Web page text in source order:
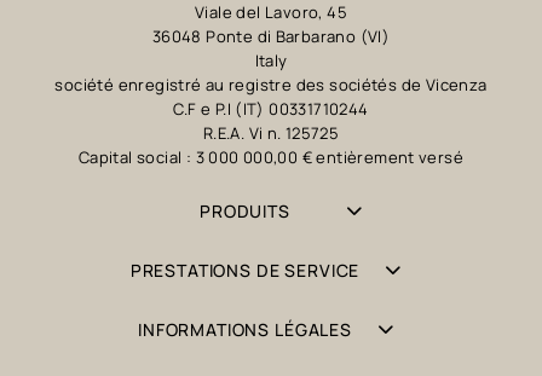
Viale del Lavoro, 45
36048 Ponte di Barbarano (VI)
Italy
société enregistré au registre des sociétés de Vicenza
C.F e P.I (IT) 00331710244
R.E.A. Vi n. 125725
Capital social : 3 000 000,00 € entièrement versé
PRODUITS
PRESTATIONS DE SERVICE
INFORMATIONS LÉGALES